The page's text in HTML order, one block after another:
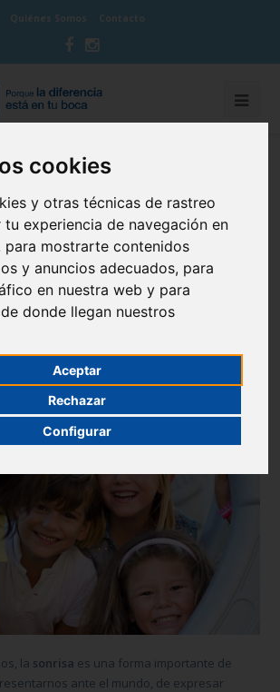
cookies
y otras técnicas de rastreo
tu experiencia de navegación en
para mostrarte contenidos
y anuncios adecuados, para
en nuestra web y para
donde llegan nuestros
Aceptar
Rechazar
Configurar
Quiénes Somos Contacto
CUIDA TU BOCA
de cuidar los dientes
Infantil
la sonrisa es una forma importante de
ante el mundo, de expresar